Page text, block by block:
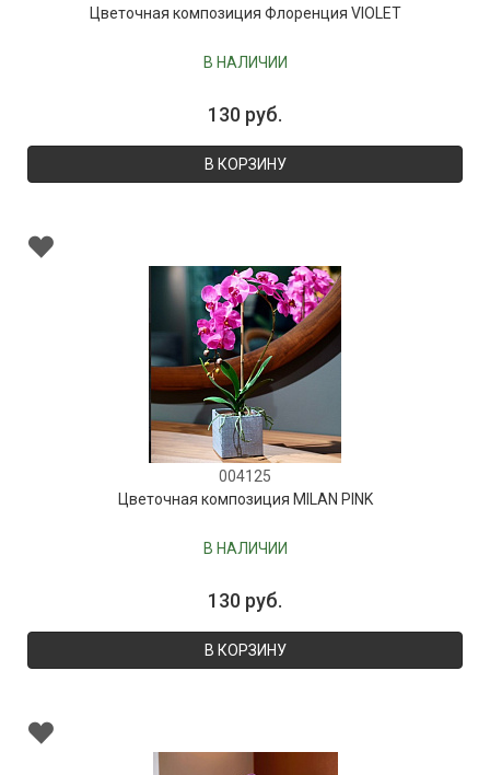
Цветочная композиция Флоренция VIOLET
В НАЛИЧИИ
130 руб.
В КОРЗИНУ
004125
Цветочная композиция MILAN PINK
В НАЛИЧИИ
130 руб.
В КОРЗИНУ